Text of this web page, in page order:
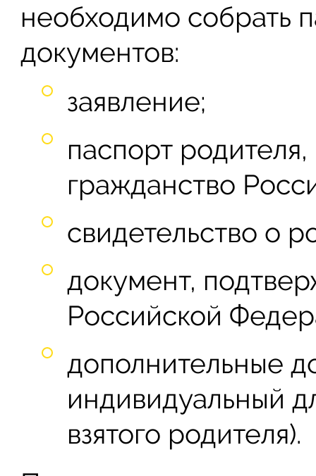
необходимо собрать
документов:
заявление;
паспорт
гражданство
свидетельство о
документ,
Российской
дополнительные
индивидуальный
взятого родителя).